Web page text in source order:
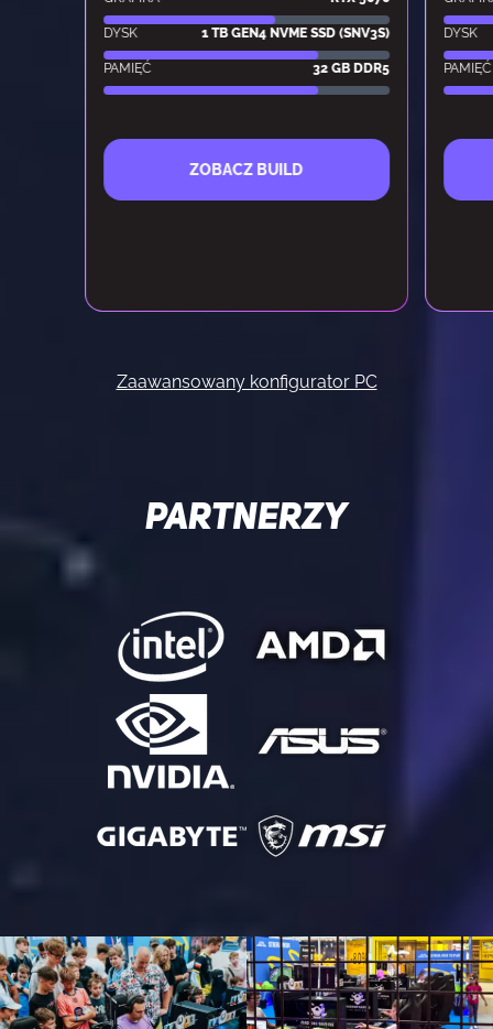
DYSK 1 TB GEN4 NVME SSD (SNV3S)
PAMIĘĆ 32 GB DDR5
ZOBACZ BUILD
DYSK
PAMIĘĆ
Zaawansowany konfigurator PC
PARTNERZY